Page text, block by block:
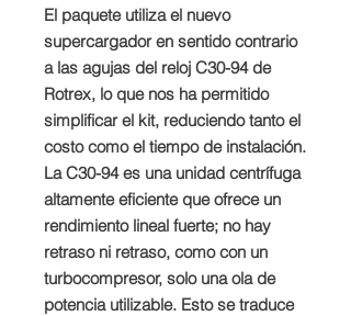
El paquete utiliza el nuevo
supercargador en sentido contrario
a las agujas del reloj C30-94 de
Rotrex, lo que nos ha permitido
simplificar el kit, reduciendo tanto el
costo como el tiempo de instalación.
La C30-94 es una unidad centrífuga
altamente eficiente que ofrece un
rendimiento lineal fuerte; no hay
retraso ni retraso, como con un
turbocompresor, solo una ola de
potencia utilizable. Esto se traduce